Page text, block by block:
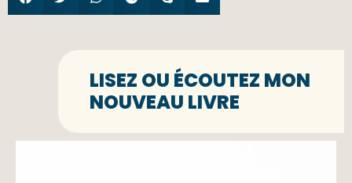
LISEZ OU ÉCOUTEZ MON
NOUVEAU LIVRE